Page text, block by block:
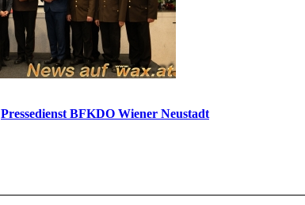
Pressedienst BFKDO Wiener Neustadt